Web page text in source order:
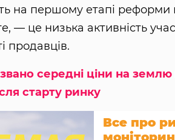
на першому етапі реформи
— це низька активність
продавців.
середні ціни на землю
старту ринку
Все про